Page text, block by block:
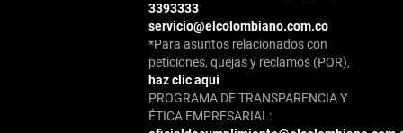
3393333
servicio@elcolombiano.com.co
*Para asuntos relacionados con
peticiones, quejas y reclamos (PQR),
haz clic aquí
PROGRAMA DE TRANSPARENCIA Y
ÉTICA EMPRESARIAL: